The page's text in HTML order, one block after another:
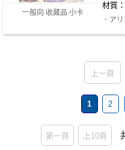
一般向 收藏品 小卡
材質
．ア
上一頁
1 2
第一頁 上10頁